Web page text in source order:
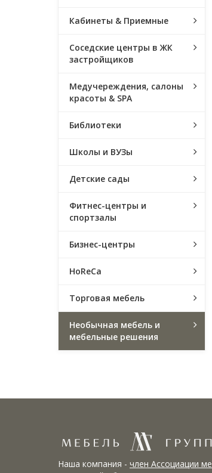
Кабинеты & Приемные
Соседские центры в ЖК
застройщиков
Медучереждения, салоны
красоты & SPA
Библиотеки
Школы и ВУЗы
Детские сады
Фитнес-центры и
спортзалы
Бизнес-центры
HoReCa
Торговая мебель
Необычная мебель и
мебельные решения
Наша компания - член Ассоциации